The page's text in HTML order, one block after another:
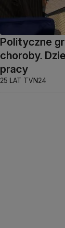
Polityczne
choroby.
pracy
25 LAT TVN24